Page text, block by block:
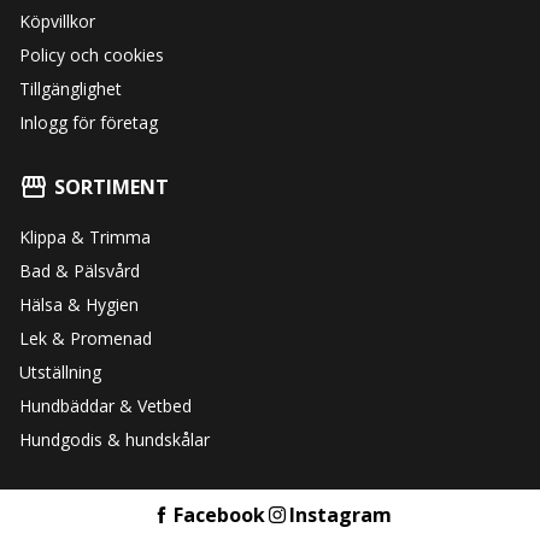
Köpvillkor
Policy och cookies
Tillgänglighet
Inlogg för företag
SORTIMENT
Klippa & Trimma
Bad & Pälsvård
Hälsa & Hygien
Lek & Promenad
Utställning
Hundbäddar & Vetbed
Hundgodis & hundskålar
Facebook Instagram